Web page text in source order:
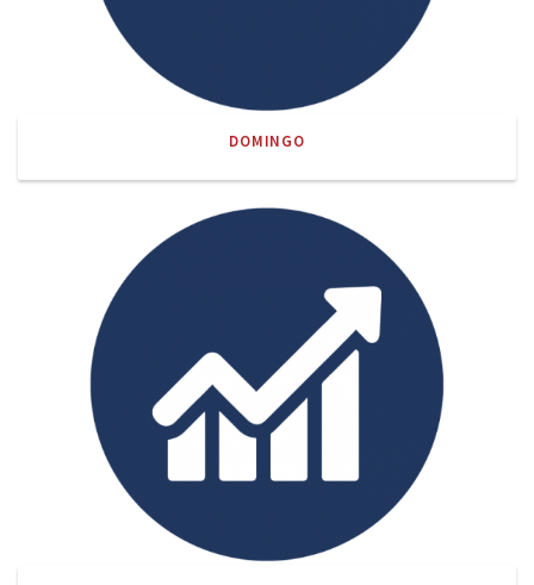
DOMINGO